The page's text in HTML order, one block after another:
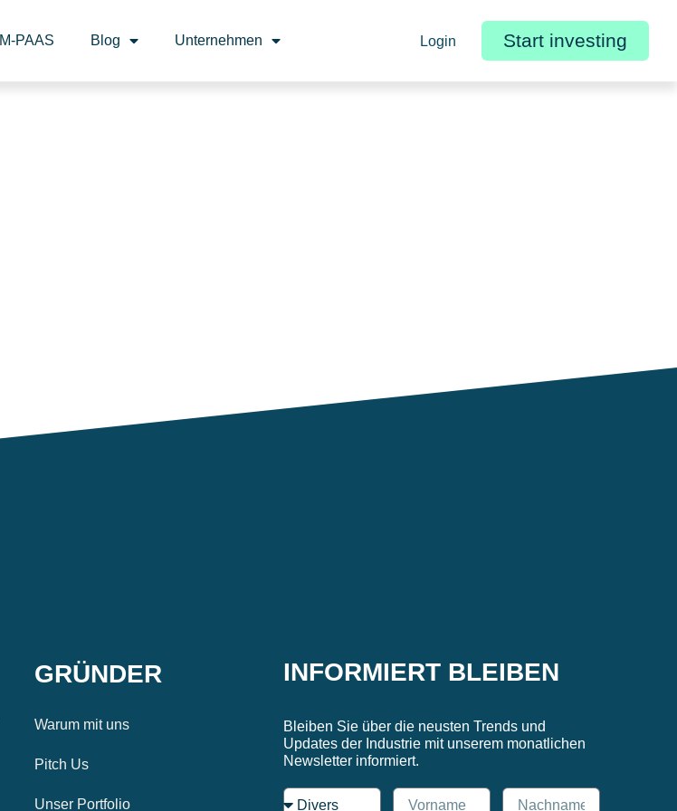
M-PAAS Blog Unternehmen Login Start investing
GRÜNDER
Warum mit uns
Pitch Us
Unser Portfolio
INFORMIERT BLEIBEN
Bleiben Sie über die neusten Trends und
Updates der Industrie mit unserem monatlichen
Newsletter informiert.